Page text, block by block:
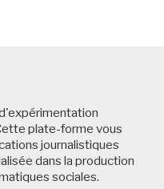
plate-forme vous
journalistiques
dans la production
sociales.